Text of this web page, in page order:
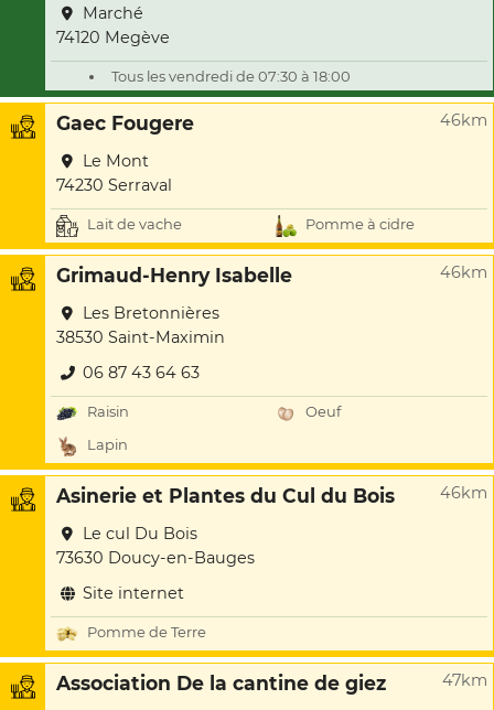
Marché
74120 Megève
Tous les vendredi de 07:30 à 18:00
Gaec Fougere 46km
Le Mont
74230 Serraval
Lait de vache Pomme à cidre
Grimaud-Henry Isabelle 46km
Les Bretonnières
38530 Saint-Maximin
06 87 43 64 63
Raisin
Oeuf
Lapin
Asinerie et Plantes du Cul du Bois 46km
Le cul Du Bois
73630 Doucy-en-Bauges
Site internet
Pomme de Terre
Association De la cantine de giez 47km